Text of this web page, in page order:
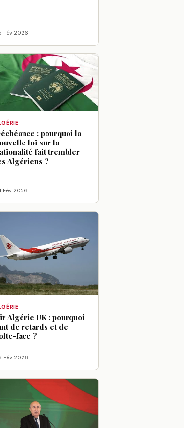
Fév 2026
: pourquoi la
loi sur la
fait trembler
Algériens ?
Fév 2026
Algérie UK : pourquoi
de retards et de
face ?
Fév 2026